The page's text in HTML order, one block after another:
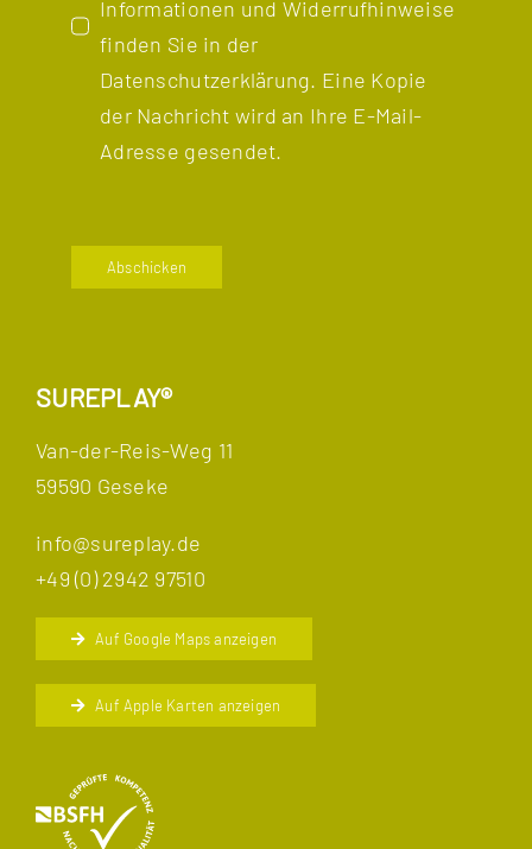
Informationen und Widerrufhinweise
finden Sie in der
Datenschutzerklärung. Eine Kopie
der Nachricht wird an Ihre E-Mail-
Adresse gesendet.
Abschicken
SUREPLAY®
Van-der-Reis-Weg 11
59590 Geseke
info@sureplay.de
+49 (0) 2942 97510
Auf Google Maps anzeigen
Auf Apple Karten anzeigen